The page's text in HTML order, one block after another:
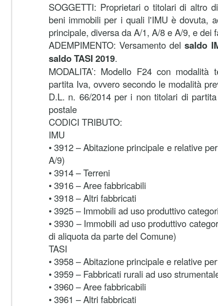
SOGGETTI: Proprietari o titolari di altro
beni immobili per i quali l'IMU è dovuta,
principale, diversa da A/1, A/8 e A/9, e dei
ADEMPIMENTO: Versamento del saldo
saldoTASI 2019.
MODALITA’: Modello F24 con
partita Iva, ovvero secondo le modalità
D.L. n. 66/2014 per i non titolari di
postale
CODICI TRIBUTO:
IMU
• 3912 – Abitazione principale e relative
A/9)
• 3914 – Terreni
• 3916 – Aree fabbricabili
• 3918 – Altri fabbricati
• 3925 – Immobili ad uso produttivo
• 3930 – Immobili ad uso produttivo
di aliquota da parte del Comune)
TASI
• 3958 – Abitazione principale e relative
• 3959 – Fabbricati rurali ad uso
• 3960 – Aree fabbricabili
• 3961 – Altri fabbricati